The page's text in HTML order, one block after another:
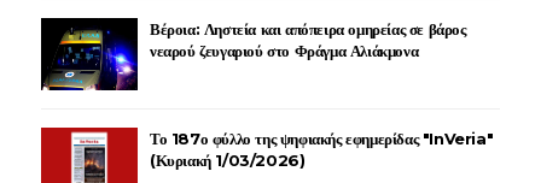
Βέροια: Ληστεία και απόπειρα ομηρείας σε βάρος
νεαρού ζευγαριού στο Φράγμα Αλιάκμονα
Το 187ο φύλλο της ψηφιακής εφημερίδας "InVeria"
(Κυριακή 1/03/2026)